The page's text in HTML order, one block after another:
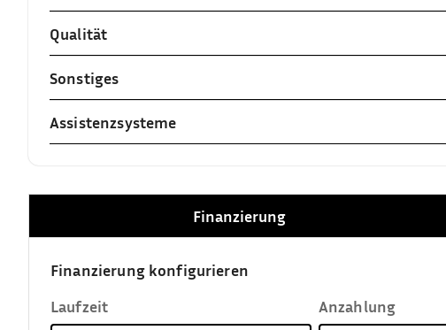
Qualität
Sonstiges
Assistenzsysteme
Finanzierung
Finanzierung konfigurieren
Laufzeit
Anzahlung